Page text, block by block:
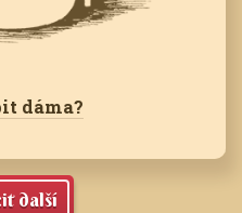
dáma?
další